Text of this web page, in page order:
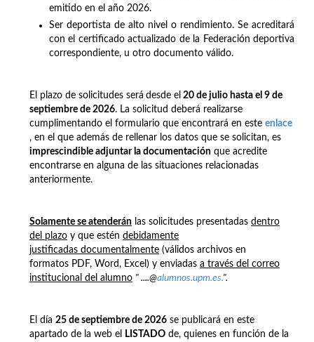
emitido en el año 2026.
Ser deportista de alto nivel o rendimiento. Se acreditará
con el certificado actualizado de la Federación deportiva
correspondiente, u otro documento válido.
El plazo de solicitudes será desde el 20 de julio hasta el 9 de
septiembre de 2026. La solicitud deberá realizarse
cumplimentando el formulario que encontrará en este enlace
, en el que además de rellenar los datos que se solicitan, es
imprescindible adjuntar la documentación que acredite
encontrarse en alguna de las situaciones relacionadas
anteriormente.
Solamente se atenderán las solicitudes presentadas dentro
del plazo y que estén debidamente
justificadas documentalmente (válidos archivos en
formatos PDF, Word, Excel) y enviadas a través del correo
institucional del alumno " ....@alumnos.upm.es.".
El día 25 de septiembre de 2026 se publicará en este
apartado de la web el
LISTADO de, quienes en función de la